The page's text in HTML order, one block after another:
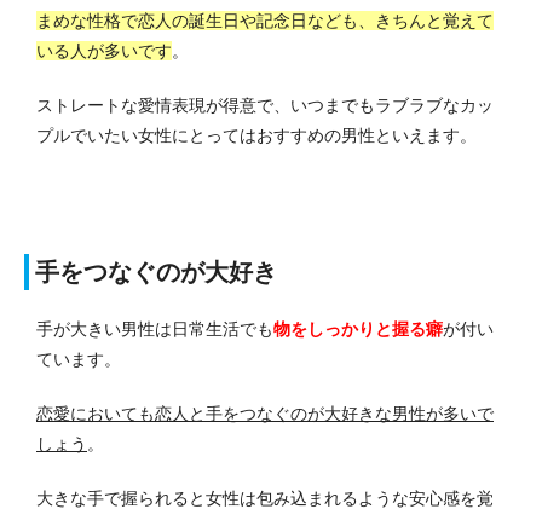
まめな性格で恋人の誕生日や記念日なども、きちんと覚えて
いる人が多いです。
ストレートな愛情表現が得意で、いつまでもラブラブなカッ
プルでいたい女性にとってはおすすめの男性といえます。
手をつなぐのが大好き
手が大きい男性は日常生活でも物をしっかりと握る癖が付い
ています。
恋愛においても恋人と手をつなぐのが大好きな男性が多いで
しょう 。
大きな手で握られると女性は包み込まれるような安心感を覚